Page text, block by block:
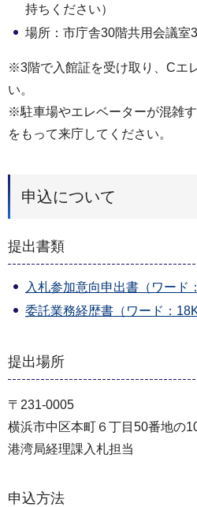
持ちください）
場所：市庁舎30階共用会議室
※3階で入館証を受け取り、Cエ
い。
※駐車場やエレベーターが混雑
をもって来庁してください。
申込について
提出書類
入札参加意向申出書（ワード
委託業務経歴書（ワード：
提出場所
〒231-0005
横浜市中区本町６丁目50番地の
港湾局経理課入札担当
申込方法